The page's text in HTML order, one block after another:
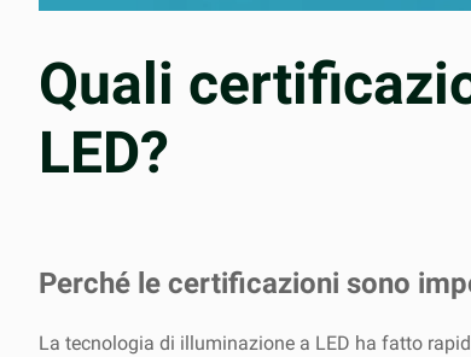
Quali
LED?
Perché le certificazioni sono
La tecnologia di illuminazione a LED ha fatto